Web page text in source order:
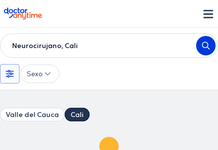
doctoranytime
Neurocirujano, Cali
Sexo
Valle del Cauca Cali